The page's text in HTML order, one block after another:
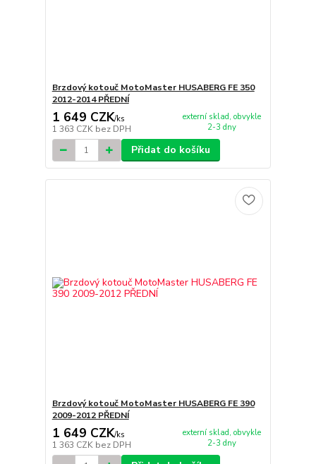
Brzdový kotouč MotoMaster HUSABERG FE 350
2012-2014 PŘEDNÍ
1 649 CZK/ks
1 363 CZK bez DPH
externí sklad, obvykle
2-3 dny
Přidat do košíku
Brzdový kotouč MotoMaster HUSABERG FE 390
2009-2012 PŘEDNÍ
1 649 CZK/ks
1 363 CZK bez DPH
externí sklad, obvykle
2-3 dny